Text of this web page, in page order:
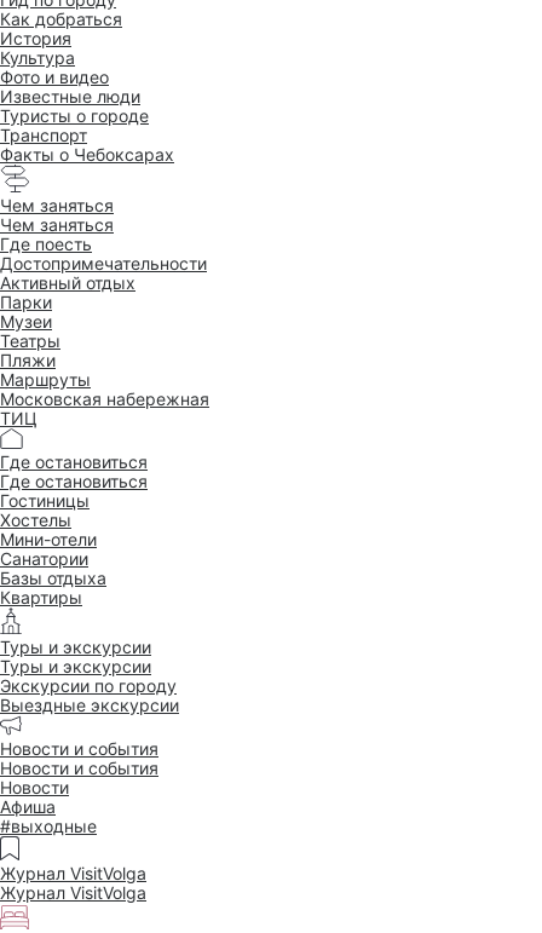
Как добраться
История
Культура
Фото и видео
Известные люди
Туристы о городе
Транспорт
Факты о Чебоксарах
Чем заняться
Чем заняться
Где поесть
Достопримеча­тельности
Активный отдых
Парки
Музеи
Театры
Пляжи
Маршруты
Московская набережная
ТИЦ
Где остановиться
Где остановиться
Гостиницы
Хостелы
Мини-отели
Санатории
Базы отдыха
Квартиры
Туры и экскурсии
Туры и экскурсии
Экскурсии по городу
Выездные экскурсии
Новости и события
Новости и события
Новости
Афиша
#выходные
Журнал VisitVolga
Журнал VisitVolga